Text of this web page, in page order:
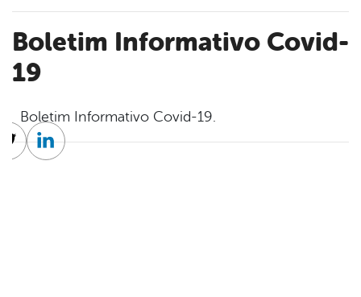
Boletim Informativo Covid-
19
Boletim Informativo Covid-19.
TwitterLinkedin